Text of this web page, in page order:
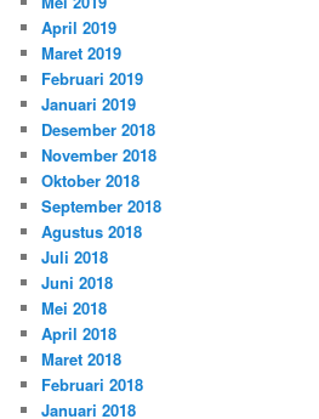
April 2019
Maret 2019
Februari 2019
Januari 2019
Desember 2018
November 2018
Oktober 2018
September 2018
Agustus 2018
Juli 2018
Juni 2018
Mei 2018
April 2018
Maret 2018
Februari 2018
Januari 2018